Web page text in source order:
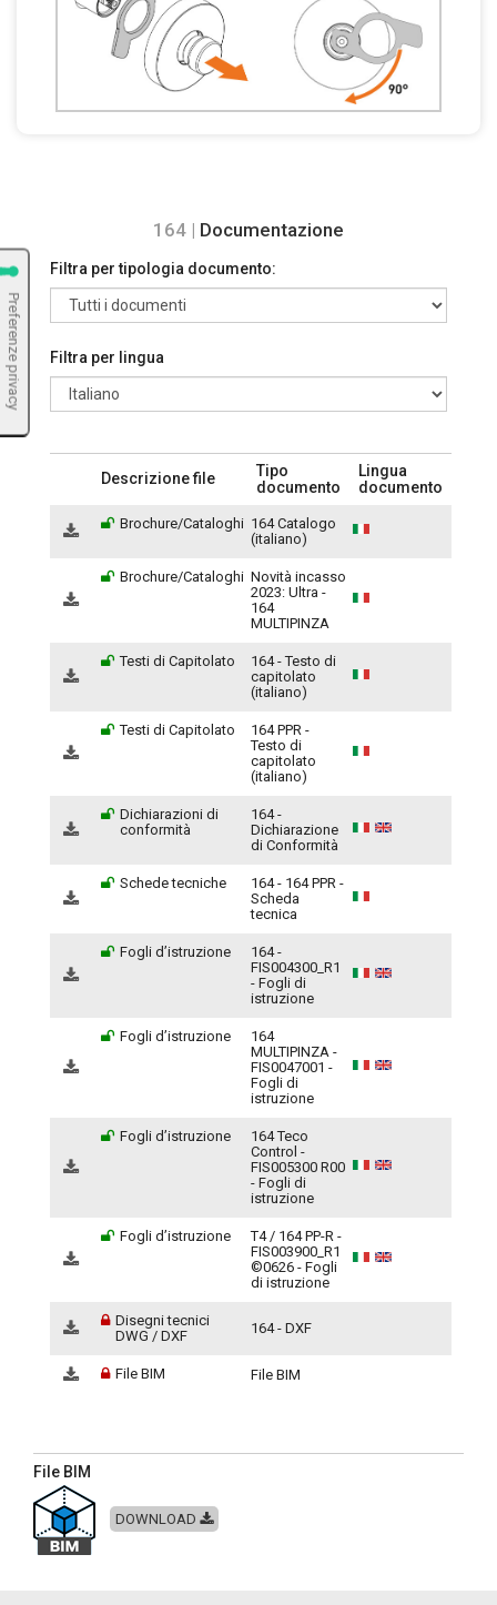
164 | Documentazione
Filtra per tipologia documento:
Filtra per lingua
Descrizione file
Tipo
documento
Lingua
documento
Brochure/Cataloghi 164 Catalogo
(italiano)
Brochure/Cataloghi Novità incasso
2023: Ultra -
164
MULTIPINZA
Testi di Capitolato
164 - Testo di
capitolato
(italiano)
Testi di Capitolato
164 PPR -
Testo di
capitolato
(italiano)
Dichiarazioni di
conformità
164 -
Dichiarazione
di Conformità
Schede tecniche
164 - 164 PPR -
Scheda
tecnica
Fogli d’istruzione
164 -
FIS004300_R1
- Fogli di
istruzione
Fogli d’istruzione
164
MULTIPINZA -
FIS0047001 -
Fogli di
istruzione
Fogli d’istruzione
164 Teco
Control -
FIS005300 R00
- Fogli di
istruzione
Fogli d’istruzione
T4 / 164 PP-R -
FIS003900_R1
©0626 - Fogli
di istruzione
Disegni tecnici
DWG / DXF
164 - DXF
File BIM File BIM
File BIM
DOWNLOAD